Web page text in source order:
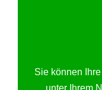
Sie können
unter Ihrem